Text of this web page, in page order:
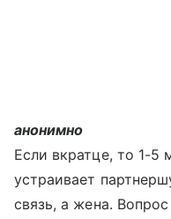
анонимно
Если вкратце, то 1-5
устраивает
связь, а жена.